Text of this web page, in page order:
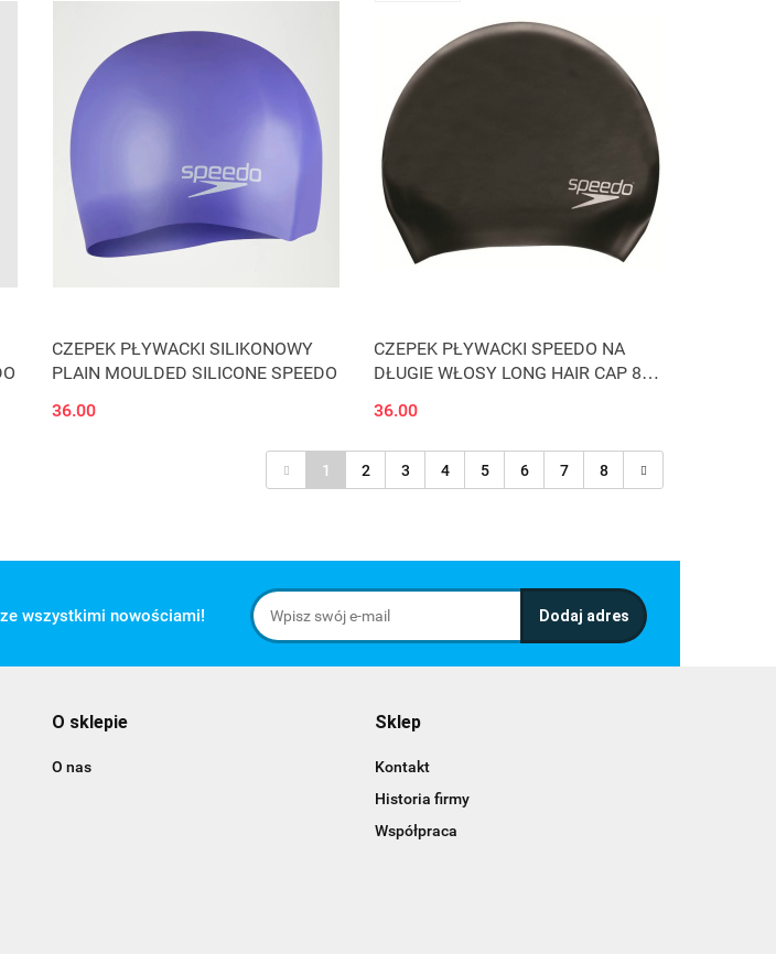
CZEPEK PŁYWACKI SILIKONOWY
PLAIN MOULDED SILICONE SPEEDO
36.00
CZEPEK PŁYWACKI SPEEDO NA
DŁUGIE WŁOSY LONG HAIR CAP 8-
36.00
1 2 3 4 5 6 7 8
wszystkimi nowościami!
O sklepie
O nas
Sklep
Kontakt
Historia firmy
Współpraca